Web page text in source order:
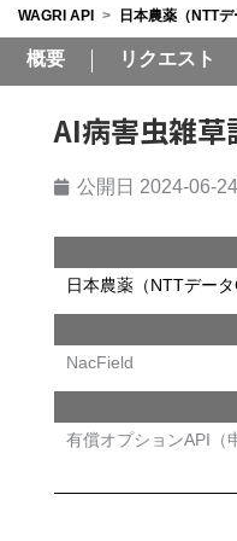
WAGRI API > 日本農薬（NTTデ
概要 リクエスト
AI病害虫雑
公開日 2024-06-24
日本農薬（NTTデータ
NacField
有償オプションAPI（